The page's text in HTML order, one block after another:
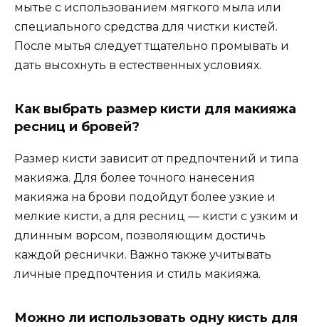
мытье с использованием мягкого мыла или
специального средства для чистки кистей.
После мытья следует тщательно промывать и
дать высохнуть в естественных условиях.
Как выбрать размер кисти для макияжа
ресниц и бровей?
Размер кисти зависит от предпочтений и типа
макияжа. Для более точного нанесения
макияжа на брови подойдут более узкие и
мелкие кисти, а для ресниц — кисти с узким и
длинным ворсом, позволяющим достичь
каждой реснички. Важно также учитывать
личные предпочтения и стиль макияжа.
Можно ли использовать одну кисть для